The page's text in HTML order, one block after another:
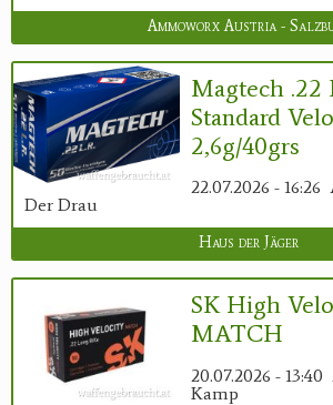
Ammoworx Austria -
Magtech .22
Standard
2,6g/40grs
22.07.2026 - 16:26
Der Drau
Haus der Jäger
SK High
MATCH
20.07.2026 - 13:40
Kamp